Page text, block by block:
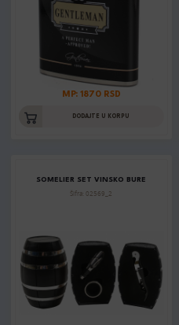
MP: 1870 RSD
DODAJTE U KORPU
SOMELIER SET VINSKO BURE
Šifra: 02569_2